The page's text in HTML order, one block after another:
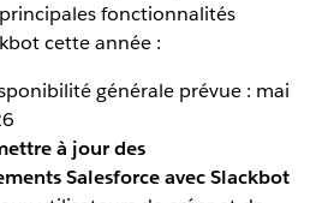
fonctionnalités
cette année :
générale prévue : mai
à jour des
Salesforce avec Slackbot